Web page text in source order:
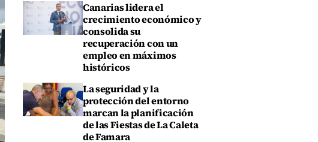
Canarias lidera el
crecimiento económico y
consolida su
recuperación con un
empleo en máximos
históricos
La seguridad y la
protección del entorno
marcan la planificación
de las Fiestas de La Caleta
de Famara